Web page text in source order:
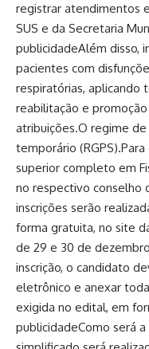
registrar atendimentos
SUS e da Secretaria
publicidadeAlém disso,
pacientes com
respiratórias, aplicando
reabilitação e
atribuições.O regime
temporário
superior completo em
no respectivo conselho
inscrições serão
forma gratuita, no site
de 29 e 30 de
inscrição, o candidato
eletrônico e anexar
exigida no edital, em
publicidadeComo será